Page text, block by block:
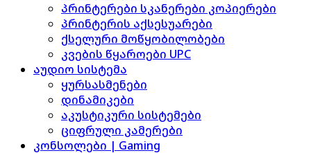
პრინტერები სკანერები კოპიერები
პრინტერის აქსესუარები
ქსელური მოწყობილობები
კვების წყაროები UPC
აუდიო სისტემა
ყურსასმენები
დინამიკები
აკუსტიკური სისტემები
ციფრული კამერები
კონსოლები | Gaming